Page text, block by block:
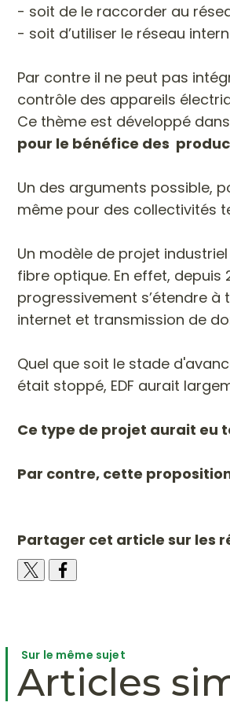
- soit de le raccorder au
- soit d’utiliser le réseau
Par contre il ne peut pas
contrôle des appareils
Ce thème est développé
pour le bénéfice des
Un des arguments possible,
même pour des collectivités
Un modèle de projet
fibre optique. En effet, depuis
progressivement s’étendre
internet et transmission de
Quel que soit le stade
était stoppé, EDF aurait
Ce type de projet aurait eu
Par contre, cette
Partager cet article sur les
Sur le même sujet
Articles